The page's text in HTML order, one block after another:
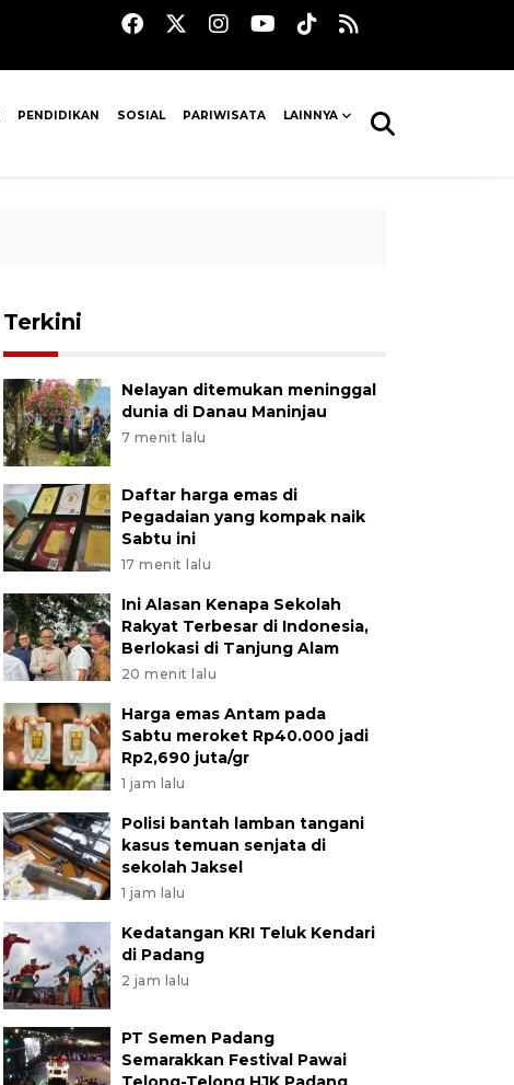
PENDIDIKAN SOSIAL PARIWISATA LAINNYA
Terkini
Nelayan ditemukan meninggal
dunia di Danau Maninjau
7 menit lalu
Daftar harga emas di
Pegadaian yang kompak naik
Sabtu ini
17 menit lalu
Ini Alasan Kenapa Sekolah
Rakyat Terbesar di Indonesia,
Berlokasi di Tanjung Alam
20 menit lalu
Harga emas Antam pada
Sabtu meroket Rp40.000 jadi
Rp2,690 juta/gr
1 jam lalu
Polisi bantah lamban tangani
kasus temuan senjata di
sekolah Jaksel
1 jam lalu
Kedatangan KRI Teluk Kendari
di Padang
2 jam lalu
PT Semen Padang
Semarakkan Festival Pawai